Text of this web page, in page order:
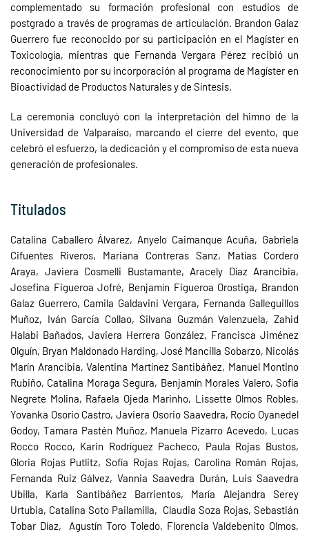
complementado su formación profesional con estudios de
postgrado a través de programas de articulación. Brandon Galaz
Guerrero fue reconocido por su participación en el Magíster en
Toxicología, mientras que Fernanda Vergara Pérez recibió un
reconocimiento por su incorporación al programa de Magíster en
Bioactividad de Productos Naturales y de Síntesis.
La ceremonia concluyó con la interpretación del himno de la
Universidad de Valparaíso, marcando el cierre del evento, que
celebró el esfuerzo, la dedicación y el compromiso de esta nueva
generación de profesionales.
Titulados
Catalina Caballero Álvarez, Anyelo Caimanque Acuña, Gabriela
Cifuentes Riveros, Mariana Contreras Sanz, Matías Cordero
Araya, Javiera Cosmelli Bustamante, Aracely Díaz Arancibia,
Josefina Figueroa Jofré, Benjamín Figueroa Orostiga, Brandon
Galaz Guerrero, Camila Galdavini Vergara, Fernanda Galleguillos
Muñoz, Iván García Collao, Silvana Guzmán Valenzuela, Zahid
Halabi Bañados, Javiera Herrera González, Francisca Jiménez
Olguín, Bryan Maldonado Harding, José Mancilla Sobarzo, Nicolás
Marín Arancibia, Valentina Martínez Santibáñez, Manuel Montino
Rubiño, Catalina Moraga Segura, Benjamín Morales Valero, Sofía
Negrete Molina, Rafaela Ojeda Marinho, Lissette Olmos Robles,
Yovanka Osorio Castro, Javiera Osorio Saavedra, Rocío Oyanedel
Godoy, Tamara Pastén Muñoz, Manuela Pizarro Acevedo, Lucas
Rocco Rocco, Karin Rodríguez Pacheco, Paula Rojas Bustos,
Gloria Rojas Putlitz, Sofía Rojas Rojas, Carolina Román Rojas,
Fernanda Ruiz Gálvez, Vannia Saavedra Durán, Luis Saavedra
Ubilla, Karla Santibáñez Barrientos, María Alejandra Serey
Urtubia, Catalina Soto Pailamilla, Claudia Soza Rojas, Sebastián
Tobar Díaz, Agustín Toro Toledo, Florencia Valdebenito Olmos,